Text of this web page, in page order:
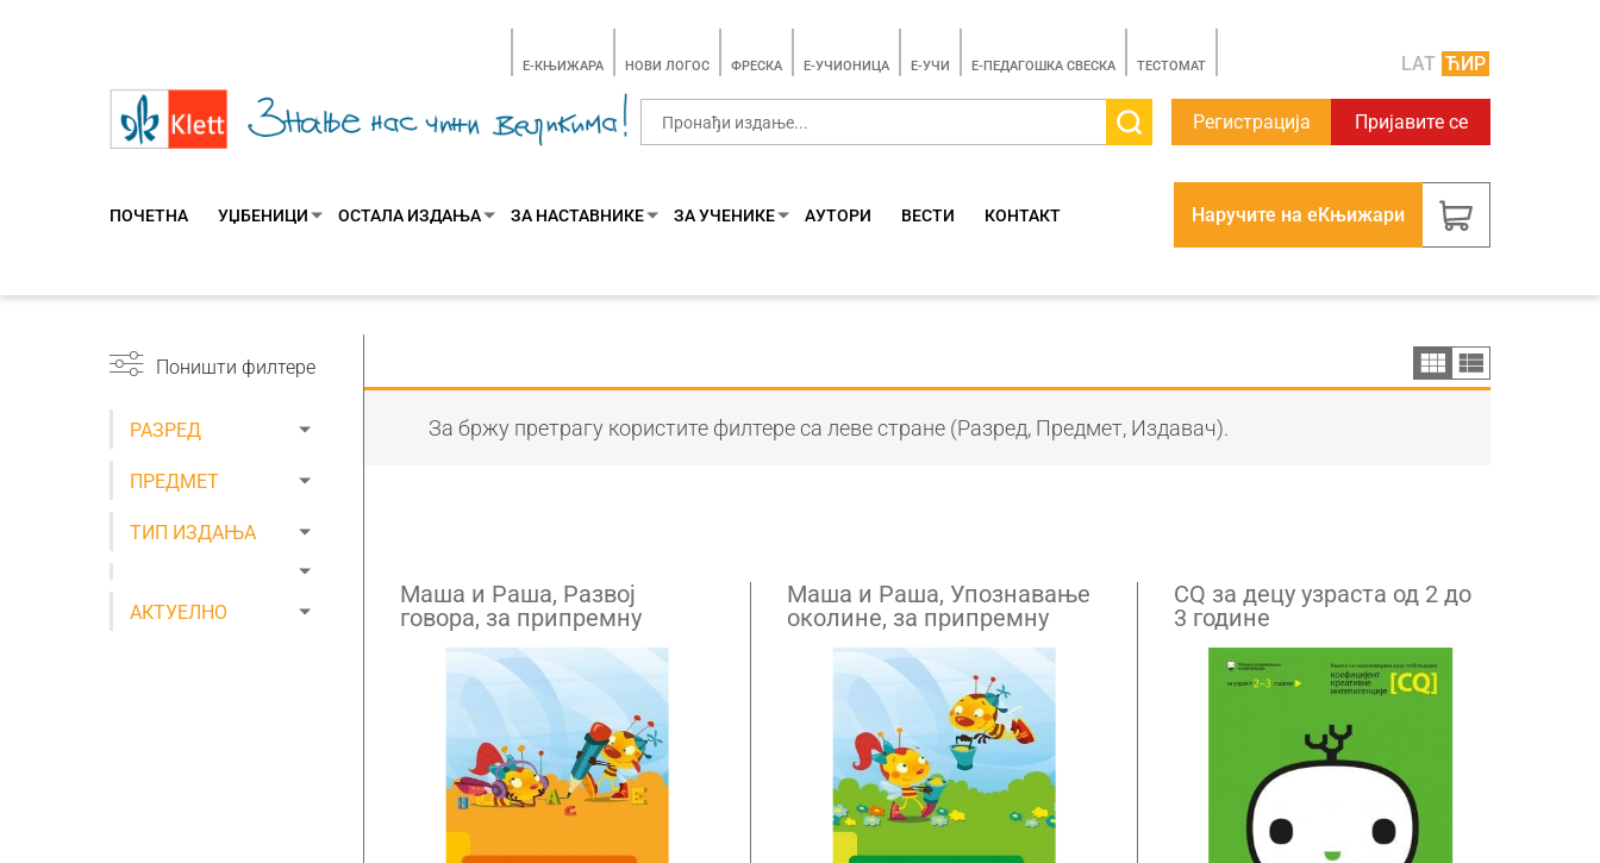
E-КЊИЖАРА НОВИ ЛОГОС ФРЕСКА E-УЧИОНИЦА E-УЧИ Е-ПЕДАГОШКА СВЕСКА TЕСТОМАТ LAT ЋИР
Регистрација Пријавите се
ПОЧЕТНА УЏБЕНИЦИ ОСТАЛА ИЗДАЊА ЗА НАСТАВНИКЕ ЗА УЧЕНИКЕ АУТОРИ ВЕСТИ КОНТАКТ Наручите на еКњижари
Поништи филтере
РАЗРЕД
ПРЕДМЕТ
ТИП ИЗДАЊА
АКТУЕЛНО
За бржу претрагу користите филтере са леве стране (Разред, Предмет, Издавач).
Маша и Раша, Развој
говора, за припремну
предшколску групу
Маша и Раша, Упознавање
околине, за припремну
предшколску групу
CQ за децу узраста од 2 до
3 године